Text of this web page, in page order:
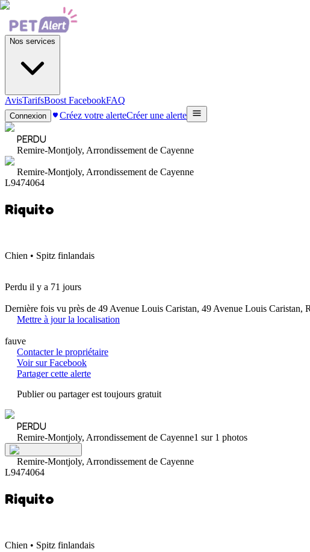
Nos services
AvisTarifsBoost FacebookFAQ
Connexion Créez votre alerteCréer une alerte
PERDU
Remire-Montjoly, Arrondissement de Cayenne
Remire-Montjoly, Arrondissement de Cayenne
L9474064
Riquito
Chien • Spitz finlandais
Perdu il y a 71 jours
Dernière fois vu près de 49 Avenue Louis Caristan, 49 Avenue Louis
Mettre à jour la localisation
fauve
Contacter le propriétaire
Voir sur Facebook
Partager cette alerte
Publier ou partager est toujours gratuit
PERDU
Remire-Montjoly, Arrondissement de Cayenne1 sur 1 photos
Remire-Montjoly, Arrondissement de Cayenne
L9474064
Riquito
Chien • Spitz finlandais